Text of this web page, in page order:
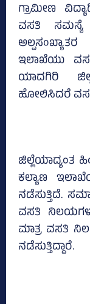
ಗ್ರಾಮೀಣ
ವಸತಿ ಸಮಸ್ಯೆ
ಇಲಾಖೆಯು
ಯಾದಗಿರಿ
ಹೋಲಿಸಿದರೆ
ಜಿಲ್ಲೆಯಾದ್ಯಂತ
ಕಲ್ಯಾಣ
ನಡೆಸುತ್ತಿದೆ.
ವಸತಿ
ಮಾತ್ರ ವಸತಿ
ನಡೆಸುತ್ತಿದ್ದಾರೆ.